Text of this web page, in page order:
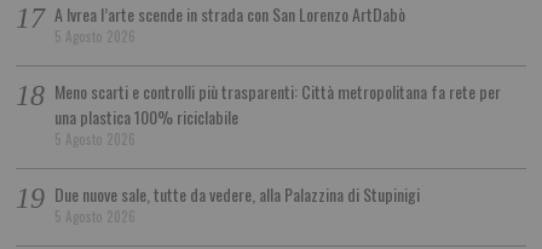
A Ivrea l’arte scende in strada con San Lorenzo ArtDabò
5 Agosto 2026
Meno scarti e controlli più trasparenti: Città metropolitana fa rete per
una plastica 100% riciclabile
5 Agosto 2026
Due nuove sale, tutte da vedere, alla Palazzina di Stupinigi
5 Agosto 2026